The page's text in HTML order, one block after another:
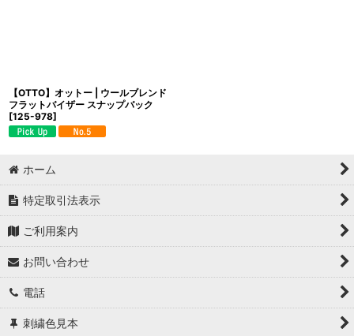
【OTTO】オットー | ウールブレンド
フラットバイザー スナップバック
[125-978]
ホーム
特定取引法表示
ご利用案内
お問い合わせ
電話
刺繍色見本